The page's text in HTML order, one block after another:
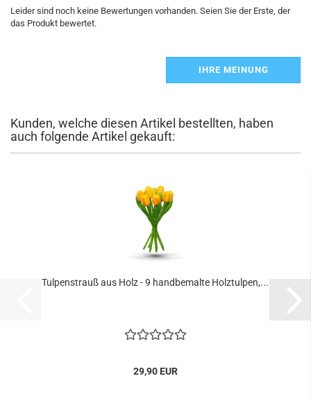
Leider sind noch keine Bewertungen vorhanden. Seien Sie der Erste, der
das Produkt bewertet.
IHRE MEINUNG
Kunden, welche diesen Artikel bestellten, haben
auch folgende Artikel gekauft:
Tulpenstrauß aus Holz - 9 handbemalte Holztulpen,...
29,90 EUR